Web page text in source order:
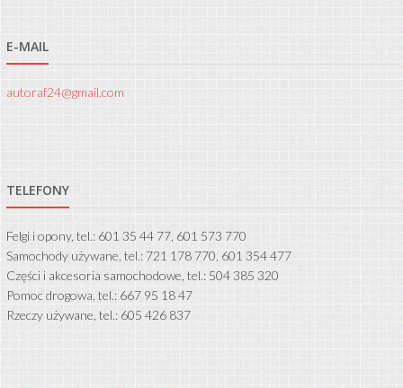
E-MAIL
autoraf24@gmail.com
TELEFONY
Felgi i opony, tel.: 601 35 44 77, 601 573 770
Samochody używane, tel.: 721 178 770, 601 354 477
Części i akcesoria samochodowe, tel.: 504 385 320
Pomoc drogowa, tel.: 667 95 18 47
Rzeczy używane, tel.: 605 426 837